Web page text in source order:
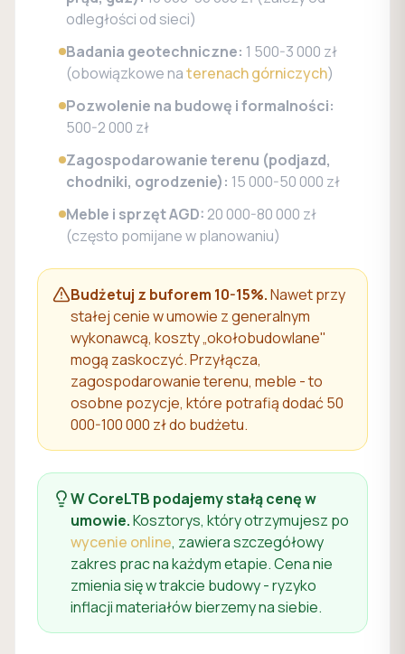
odległości od sieci)
Badania geotechniczne: 1 500-3 000 zł
(obowiązkowe naterenach górniczych)
Pozwolenie na budowę i formalności:
500-2 000 zł
Zagospodarowanie terenu (podjazd,
chodniki, ogrodzenie): 15 000-50 000 zł
Meble i sprzęt AGD: 20 000-80 000 zł
(często pomijane w planowaniu)
Budżetuj z buforem 10-15%.Nawet przy
stałej cenie w umowie z generalnym
wykonawcą, koszty „okołobudowlane"
mogą zaskoczyć. Przyłącza,
zagospodarowanie terenu, meble - to
osobne pozycje, które potrafią dodać 50
000-100 000 zł do budżetu.
W CoreLTB podajemy stałą cenę w
umowie.Kosztorys, który otrzymujesz po
wycenie online, zawiera szczegółowy
zakres prac na każdym etapie. Cena nie
zmienia się w trakcie budowy - ryzyko
inflacji materiałów bierzemy na siebie.